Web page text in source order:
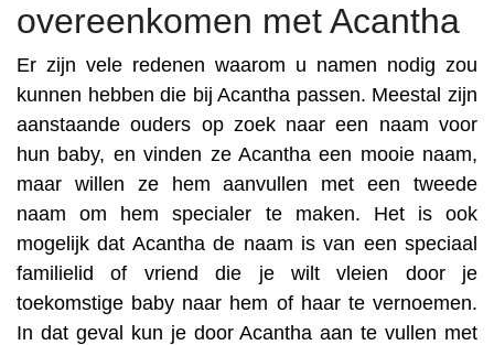
overeenkomen met Acantha
Er zijn vele redenen waarom u namen nodig zou
kunnen hebben die bij Acantha passen. Meestal zijn
aanstaande ouders op zoek naar een naam voor
hun baby, en vinden ze Acantha een mooie naam,
maar willen ze hem aanvullen met een tweede
naam om hem specialer te maken. Het is ook
mogelijk dat Acantha de naam is van een speciaal
familielid of vriend die je wilt vleien door je
toekomstige baby naar hem of haar te vernoemen.
In dat geval kun je door Acantha aan te vullen met